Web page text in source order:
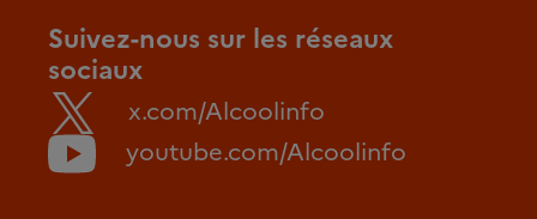
Suivez-nous sur les réseaux
sociaux
x.com/Alcoolinfo
youtube.com/Alcoolinfo